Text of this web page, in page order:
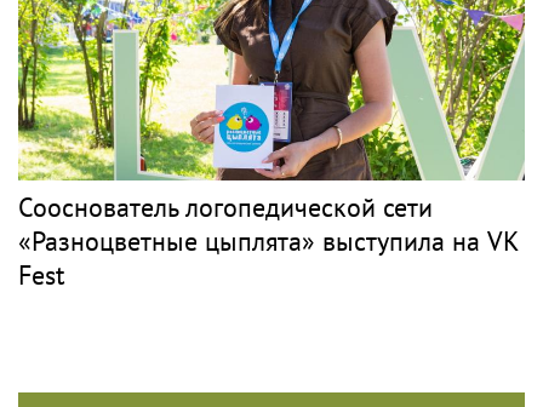
Сооснователь логопедической сети
«Разноцветные цыплята» выступила на VK
Fest